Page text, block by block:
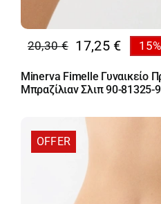
20,30€
Original
price
was:
17,25 €
Η
τρέχουσα
τιμή
Minerva Fimelle Γυναικείο
Μπραζίλιαν Σλιπ 90-81325-
OFFER